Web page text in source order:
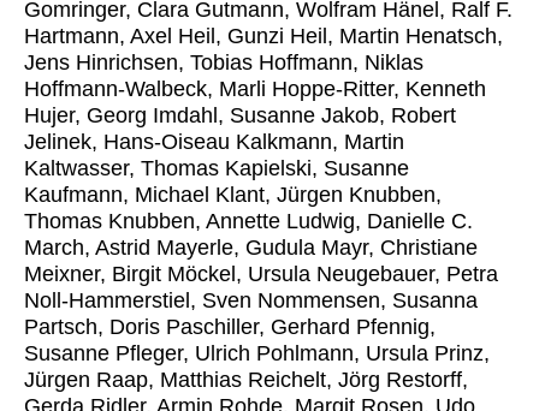
Gomringer, Clara Gutmann, Wolfram Hänel, Ralf F.
Hartmann, Axel Heil, Gunzi Heil, Martin Henatsch,
Jens Hinrichsen, Tobias Hoffmann, Niklas
Hoffmann-Walbeck, Marli Hoppe-Ritter, Kenneth
Hujer, Georg Imdahl, Susanne Jakob, Robert
Jelinek, Hans-Oiseau Kalkmann, Martin
Kaltwasser, Thomas Kapielski, Susanne
Kaufmann, Michael Klant, Jürgen Knubben,
Thomas Knubben, Annette Ludwig, Danielle C.
March, Astrid Mayerle, Gudula Mayr, Christiane
Meixner, Birgit Möckel, Ursula Neugebauer, Petra
Noll-Hammerstiel, Sven Nommensen, Susanna
Partsch, Doris Paschiller, Gerhard Pfennig,
Susanne Pfleger, Ulrich Pohlmann, Ursula Prinz,
Jürgen Raap, Matthias Reichelt, Jörg Restorff,